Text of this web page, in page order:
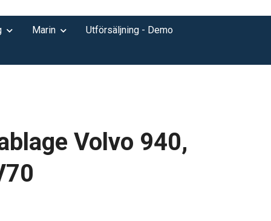
Marin
Utförsäljning - Demo
Volvo 940,